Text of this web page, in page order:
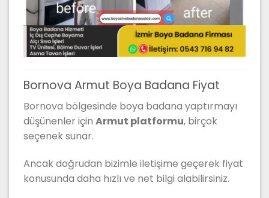
Bornova Armut Boya Badana Fiyat
Bornova bölgesinde boya badana yaptırmayı
düşünenler için Armut platformu, birçok
seçenek sunar.
Ancak doğrudan bizimle iletişime geçerek fiyat
konusunda daha hızlı ve net bilgi alabilirsiniz.